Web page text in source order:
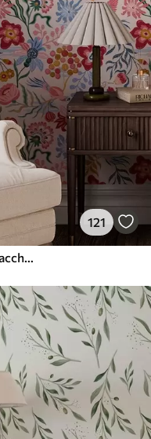
121
Composizione luminosa di fiori e bacche con pappagalli